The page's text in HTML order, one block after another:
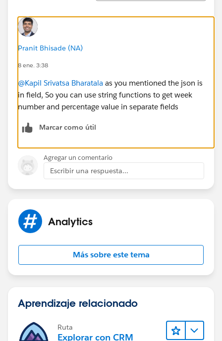
},
{
"Week":"Week 6",
"Percentage":"50",
"key":"ggzg066niwa"
} ] Thanks in advance Kapil Srivatsa
@* CRM Analytics (fka Tableau CRM) *
Pranit Bhisade (NA)
8 ene. 3:38
@Kapil Srivatsa Bharatala as you mentioned the json is
in field, So you can use string functions to get week
number and percentage value in separate fields
Marcar como útil
Agregar un comentario
Escribir una respuesta...
Analytics
Más sobre este tema
Aprendizaje relacionado
Ruta
Explorar con CRM